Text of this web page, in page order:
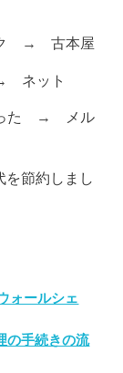
ク → 古本屋
ネット
った → メル
節約しまし
ォールシェ
の手続きの流